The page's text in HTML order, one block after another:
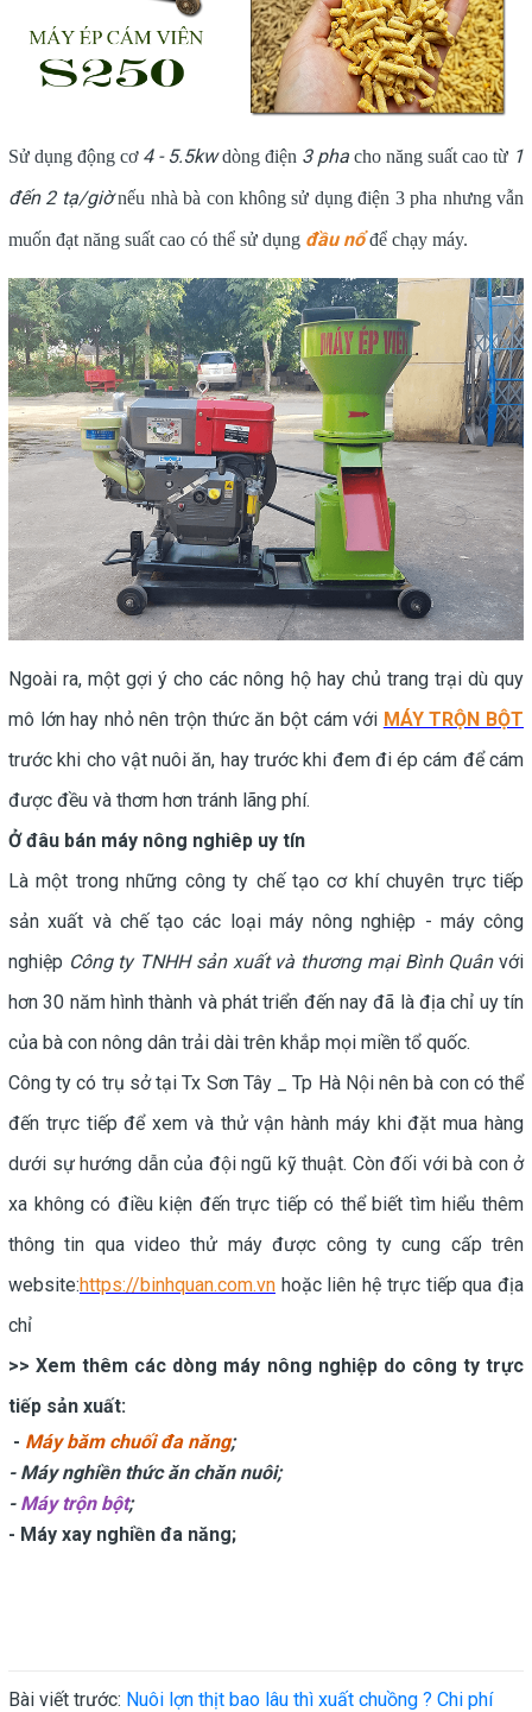
Sử dụng động cơ4 - 5.5kwdòng điện 3 pha cho năng suất cao từ 1
đến 2 tạ/giờnếu nhà bà con không sử dụng điện 3 pha nhưng vẫn
muốn đạt năng suất cao có thể sử dụng đầu nổđể chạy máy.
Ngoài ra, một gợi ý cho các nông hộ hay chủ trang trại dù quy
mô lớn hay nhỏ nên trộn thức ăn bột cám với MÁY TRỘN BỘT
trước khi cho vật nuôi ăn, hay trước khi đem đi ép cám để cám
được đều và thơm hơn tránh lãng phí.
Ở đâu bán máy nông nghiêp uy tín
Là một trong những công ty chế tạo cơ khí chuyên trực tiếp
sản xuất và chế tạo các loại máy nông nghiệp - máy công
nghiệp Công ty TNHH sản xuất và thương mại Bình Quânvới
hơn 30 năm hình thành và phát triển đến nay đã là địa chỉ uy tín
của bà con nông dân trải dài trên khắp mọi miền tổ quốc.
Công ty có trụ sở tại Tx Sơn Tây _ Tp Hà Nội nên bà con có thể
đến trực tiếp để xem và thử vận hành máy khi đặt mua hàng
dưới sự hướng dẫn của đội ngũ kỹ thuật. Còn đối với bà con ở
xa không có điều kiện đến trực tiếp có thể biết tìm hiểu thêm
thông tin qua video thử máy được công ty cung cấp trên
website:https://binhquan.com.vn hoặc liên hệ trực tiếp qua địa
chỉ
>> Xem thêm các dòng máy nông nghiệp do công ty trực
tiếp sản xuất:
- Máy băm chuối đa năng;
- Máy nghiền thức ăn chăn nuôi;
- Máy trộn bột;
- Máy xay nghiền đa năng;
Bài viết trước: Nuôi lợn thịt bao lâu thì xuất chuồng ? Chi phí